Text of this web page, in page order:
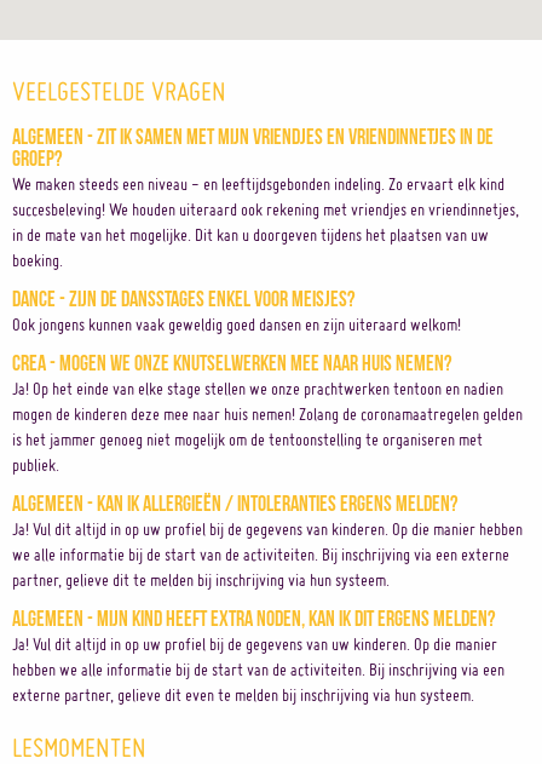
VEELGESTELDE VRAGEN
Algemeen - Zit ik samen met mijn vriendjes en vriendinnetjes in de
groep?
We maken steeds een niveau - en leeftijdsgebonden indeling. Zo ervaart elk kind
succesbeleving! We houden uiteraard ook rekening met vriendjes en vriendinnetjes,
in de mate van het mogelijke. Dit kan u doorgeven tijdens het plaatsen van uw
boeking.
Dance - Zijn de dansstages enkel voor meisjes?
Ook jongens kunnen vaak geweldig goed dansen en zijn uiteraard welkom!
Crea - Mogen we onze knutselwerken mee naar huis nemen?
Ja! Op het einde van elke stage stellen we onze prachtwerken tentoon en nadien
mogen de kinderen deze mee naar huis nemen! Zolang de coronamaatregelen gelden
is het jammer genoeg niet mogelijk om de tentoonstelling te organiseren met
publiek.
Algemeen - Kan ik allergieën / intoleranties ergens melden?
Ja! Vul dit altijd in op uw profiel bij de gegevens van kinderen. Op die manier hebben
we alle informatie bij de start van de activiteiten. Bij inschrijving via een externe
partner, gelieve dit te melden bij inschrijving via hun systeem.
Algemeen - Mijn kind heeft extra noden, kan ik dit ergens melden?
Ja! Vul dit altijd in op uw profiel bij de gegevens van uw kinderen. Op die manier
hebben we alle informatie bij de start van de activiteiten. Bij inschrijving via een
externe partner, gelieve dit even te melden bij inschrijving via hun systeem.
LESMOMENTEN